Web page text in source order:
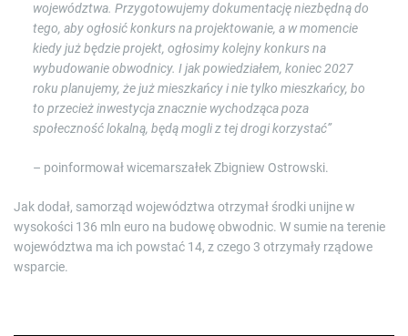
województwa. Przygotowujemy dokumentację niezbędną do
tego, aby ogłosić konkurs na projektowanie, a w momencie
kiedy już będzie projekt, ogłosimy kolejny konkurs na
wybudowanie obwodnicy. I jak powiedziałem, koniec 2027
roku planujemy, że już mieszkańcy i nie tylko mieszkańcy, bo
to przecież inwestycja znacznie wychodząca poza
społeczność lokalną, będą mogli z tej drogi korzystać”
– poinformował wicemarszałek Zbigniew Ostrowski.
Jak dodał, samorząd województwa otrzymał środki unijne w
wysokości 136 mln euro na budowę obwodnic. W sumie na terenie
województwa ma ich powstać 14, z czego 3 otrzymały rządowe
wsparcie.